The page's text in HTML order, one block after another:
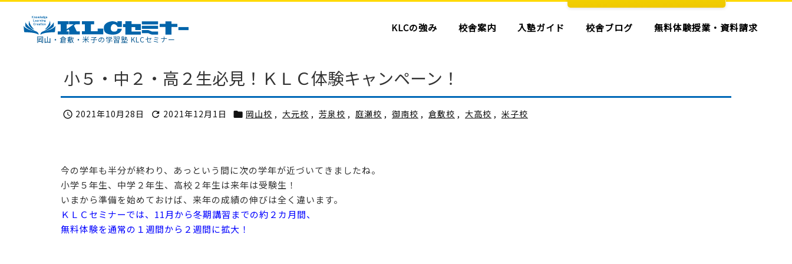
KLCセミナー岡山・倉敷・米子の学習塾 KLCセミナー
KLCの強み 校舎案内 入塾ガイド 校舎ブログ 無料体験授業・資料請求
小５・中２・高２生必見！ＫＬＣ体験キャンペーン！
 2021年10月28日  2021年12月1日  岡山校 , 大元校 , 芳泉校 , 庭瀬校 , 御南校 , 倉敷校 , 大高校 , 米子校
今の学年も半分が終わり、あっという間に次の学年が近づいてきましたね。
小学５年生、中学２年生、高校２年生は来年は受験生！
いまから準備を始めておけば、来年の成績の伸びは全く違います。
ＫＬＣセミナーでは、11月から冬期講習までの約２カ月間、
無料体験を通常の１週間から２週間に拡大！